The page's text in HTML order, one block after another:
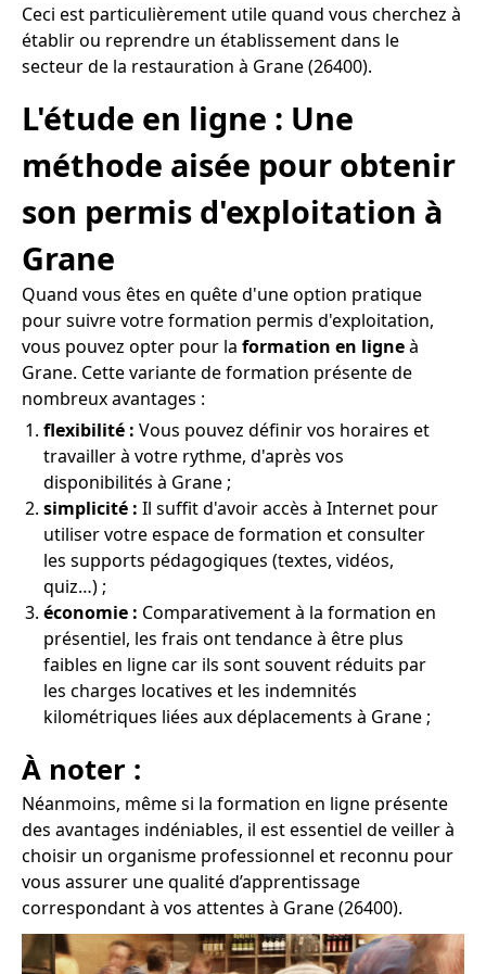
Ceci est particulièrement utile quand vous cherchez à
établir ou reprendre un établissement dans le
secteur de la restauration à Grane (26400).
L'étude en ligne : Une
méthode aisée pour obtenir
son permis d'exploitation à
Grane
Quand vous êtes en quête d'une option pratique
pour suivre votre formation permis d'exploitation,
vous pouvez opter pour la formation en ligneà
Grane. Cette variante de formation présente de
nombreux avantages :
flexibilité : Vous pouvez définir vos horaires et
travailler à votre rythme, d'après vos
disponibilités à Grane ;
simplicité : Il suffit d'avoir accès à Internet pour
utiliser votre espace de formation et consulter
les supports pédagogiques (textes, vidéos,
quiz…) ;
économie : Comparativement à la formation en
présentiel, les frais ont tendance à être plus
faibles en ligne car ils sont souvent réduits par
les charges locatives et les indemnités
kilométriques liées aux déplacements à Grane ;
À noter :
Néanmoins, même si la formation en ligne présente
des avantages indéniables, il est essentiel de veiller à
choisir un organisme professionnel et reconnu pour
vous assurer une qualité d’apprentissage
correspondant à vos attentes à Grane (26400).